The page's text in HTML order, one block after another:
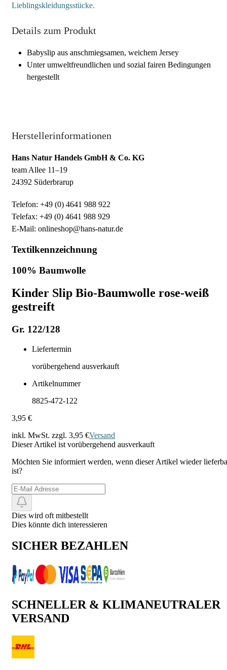
Lieblingskleidungsstücke.
Details zum Produkt
Babyslip aus anschmiegsamen, weichem Jersey
Unter umweltfreundlichen und sozial fairen Bedingungen
hergestellt
Herstellerinformationen
Hans Natur Handels GmbH & Co. KG
team Allee 11–19
24392 Süderbrarup
Telefon: +49 (0) 4641 988 922
Telefax: +49 (0) 4641 988 929
E-Mail: onlineshop@hans-natur.de
Textilkennzeichnung
100% Baumwolle
Kinder Slip Bio-Baumwolle rose-weiß
gestreift
Gr. 122/128
Liefertermin
vorübergehend ausverkauft
Artikelnummer
8825-472-122
3,95 €
inkl. MwSt. zzgl. 3,95 €Versand
Dieser Artikel ist vorübergehend ausverkauft
Möchten Sie informiert werden, wenn dieser Artikel wieder
ist?
Dies wird oft mitbestellt
Dies könnte dich interessieren
SICHER BEZAHLEN
SCHNELLER & KLIMANEUTRALER
VERSAND